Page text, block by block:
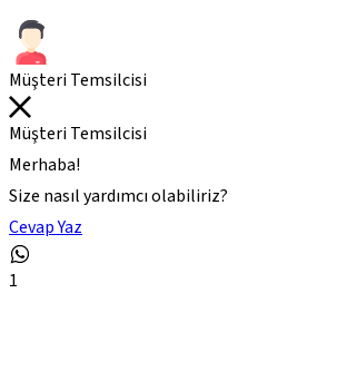
Müşteri Temsilcisi
Müşteri Temsilcisi
Merhaba!
Size nasıl yardımcı olabiliriz?
Cevap Yaz
1